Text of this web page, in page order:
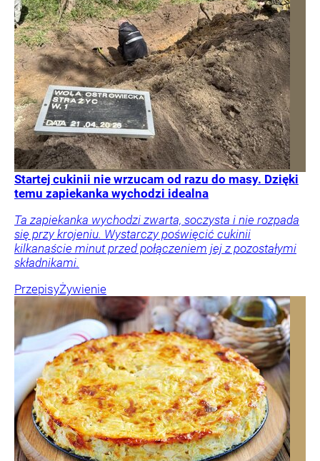
Startej cukinii nie wrzucam od razu do masy. Dzięki
temu zapiekanka wychodzi idealna
Ta zapiekanka wychodzi zwarta, soczysta i nie rozpada
się przy krojeniu. Wystarczy poświęcić cukinii
kilkanaście minut przed połączeniem jej z pozostałymi
składnikami.
PrzepisyŻywienie